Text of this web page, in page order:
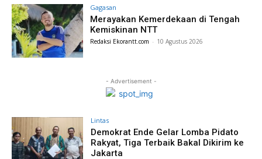
Gagasan
Merayakan Kemerdekaan di Tengah
Kemiskinan NTT
Redaksi Ekorantt.com - 10 Agustus 2026
- Advertisement -
Lintas
Demokrat Ende Gelar Lomba Pidato
Rakyat, Tiga Terbaik Bakal Dikirim ke
Jakarta